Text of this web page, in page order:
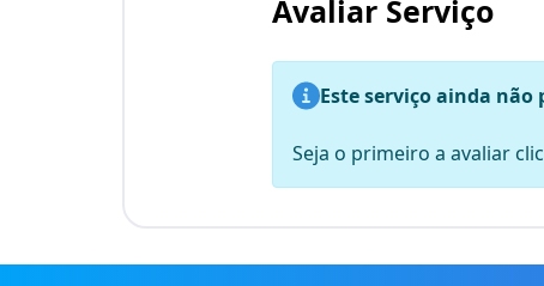
Avaliar Serviço
Este serviço ainda não
Seja o primeiro a avaliar